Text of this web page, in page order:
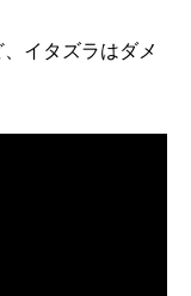
イタズラはダメ